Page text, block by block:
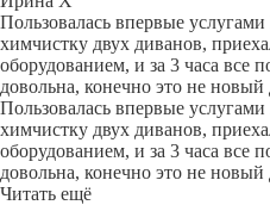
Пользовалась впервые
химчистку двух диванов,
оборудованием, и за 3 часа все
довольна, конечно это не новый
Пользовалась впервые
химчистку двух диванов,
оборудованием, и за 3 часа все
довольна, конечно это не новый
Читать ещё